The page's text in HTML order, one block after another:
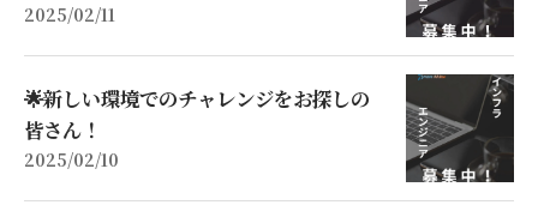
2025/02/11
🌟新しい環境でのチャレンジをお探しの
皆さん！
2025/02/10